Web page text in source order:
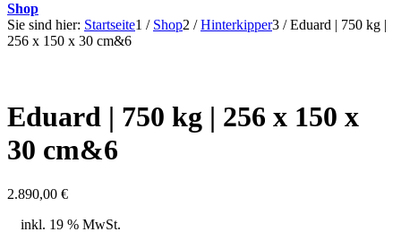
Shop
Sie sind hier: Startseite1 / Shop2 / Hinterkipper3 / Eduard | 750 kg |
256 x 150 x 30 cm&6
Eduard | 750 kg | 256 x 150 x
30 cm&6
2.890,00 €
inkl. 19 % MwSt.